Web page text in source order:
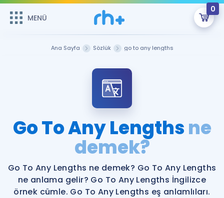
MENÜ
0
Şifremi Hatırlamıyorum
Sepetin Şu An Boş.
Remzi Hoca ile seni sınava hazırlayacak onlarca eğitim seni
bekliyor!
MENÜ
Katılımcı Görüşleri
Faydalı Araçlar
Ücretsiz Kaynaklar
Blog
İngilizce Gramer
Ana Sayfa Sözlük go to any lengths
Go To Any Lengthsne
demek?
Go To Any Lengths ne demek? Go To Any Lengths
ne anlama gelir? Go To Any Lengths İngilizce
örnek cümle. Go To Any Lengths eş anlamlıları.